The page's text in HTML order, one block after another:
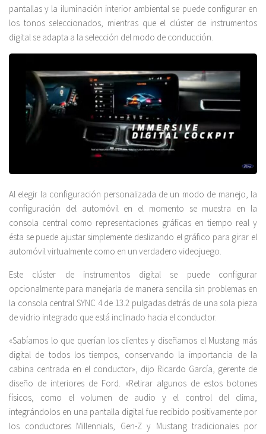
pantallas y la iluminación interior ambiental se puede configurar en
los tonos seleccionados, mientras que el clúster de instrumentos
digital se adapta a la selección del modo de conducción.
Al elegir la configuración personalizada de un modo de manejo, la
configuración del automóvil en el momento se muestra en la
consola central como representaciones gráficas en tiempo real y
ésta se puede ajustar simplemente deslizando el gráfico para girar el
automóvil virtualmente como en un verdadero videojuego.
Este clúster de instrumentos digital se puede configurar
opcionalmente para manejarla de manera sencilla sin problemas en
la consola central SYNC 4 de 13.2 pulgadas detrás de una sola pieza
de vidrio integrado que está inclinado hacia el conductor.
«Sabíamos lo que querían los clientes y diseñamos el Mustang más
digital de todos los tiempos, conservando la importancia de la
cabina centrada en el conductor», dijo Ricardo García, gerente de
diseño de interiores de Ford. «Retirar algunos de estos botones
físicos, como el volumen de audio y el control del clima,
integrándolos en una pantalla digital fue recibido positivamente por
los conductores Millennials, Gen-Z y Mustang tradicionales por